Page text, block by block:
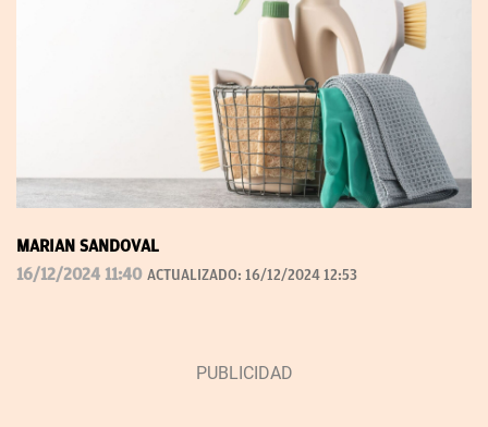
MARIAN SANDOVAL
16/12/2024 11:40 ACTUALIZADO: 16/12/2024 12:53